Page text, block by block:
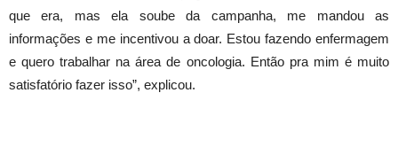
Foto: Sidnei barros / PMG
que era, mas ela soube da campanha, me mandou as
informações e me incentivou a doar. Estou fazendo enfermagem
e quero trabalhar na área de oncologia. Então pra mim é muito
satisfatório fazer isso”, explicou.